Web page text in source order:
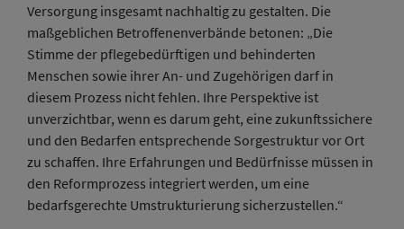
Versorgung insgesamt nachhaltig zu gestalten. Die
maßgeblichen Betroffenenverbände betonen: „Die
Stimme der pflegebedürftigen und behinderten
Menschen sowie ihrer An- und Zugehörigen darf in
diesem Prozess nicht fehlen. Ihre Perspektive ist
unverzichtbar, wenn es darum geht, eine zukunftssichere
und den Bedarfen entsprechende Sorgestruktur vor Ort
zu schaffen. Ihre Erfahrungen und Bedürfnisse müssen in
den Reformprozess integriert werden, um eine
bedarfsgerechte Umstrukturierung sicherzustellen.“